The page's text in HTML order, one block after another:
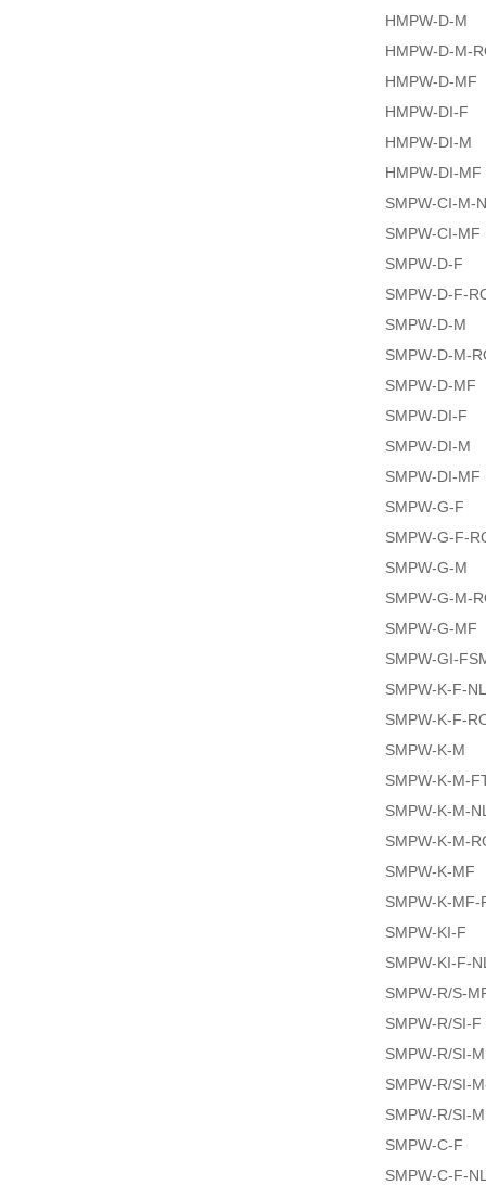
HMPW-D-M
HMPW-D-M-
HMPW-D-MF
HMPW-DI-F
HMPW-DI-M
HMPW-DI-MF
SMPW-CI-M-
SMPW-CI-MF
SMPW-D-F
SMPW-D-F-
SMPW-D-M
SMPW-D-M-
SMPW-D-MF
SMPW-DI-F
SMPW-DI-M
SMPW-DI-MF
SMPW-G-F
SMPW-G-F-
SMPW-G-M
SMPW-G-M-
SMPW-G-MF
SMPW-GI-
SMPW-K-F-NL
SMPW-K-F-
SMPW-K-M
SMPW-K-M-
SMPW-K-M-
SMPW-K-M-
SMPW-K-MF
SMPW-K-MF-
SMPW-KI-F
SMPW-KI-F-
SMPW-R/S-
SMPW-R/SI-F
SMPW-R/SI-M
SMPW-R/SI-
SMPW-R/SI-
SMPW-C-F
SMPW-C-F-